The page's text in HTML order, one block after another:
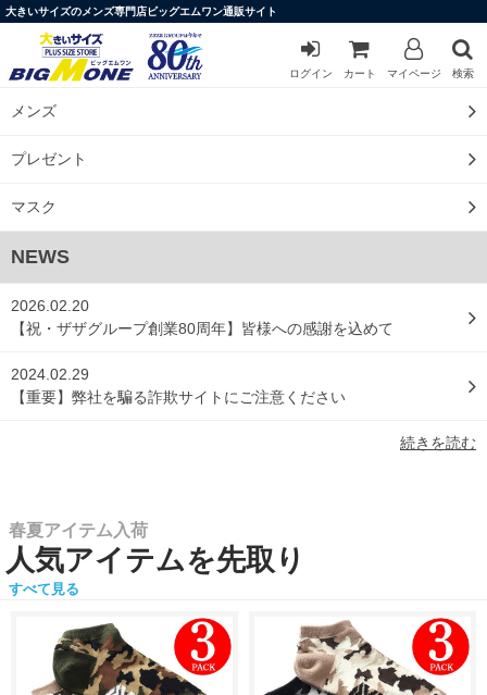
大きいサイズのメンズ専門店ビッグエムワン通販サイト
ログイン カート マイページ 検索
メンズ
プレゼント
マスク
NEWS
2026.02.20
【祝・ザザグループ創業80周年】皆様への感謝を込めて
2024.02.29
【重要】弊社を騙る詐欺サイトにご注意ください
続きを読む
春夏アイテム入荷
人気アイテムを先取り
すべて見る